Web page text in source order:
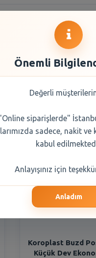
Koroplast Buzd
Küçük Dev
Önemli
Değerli
siparişlerde"
sadece, nakit ve
kabul
Anlayışınız için
Anladım